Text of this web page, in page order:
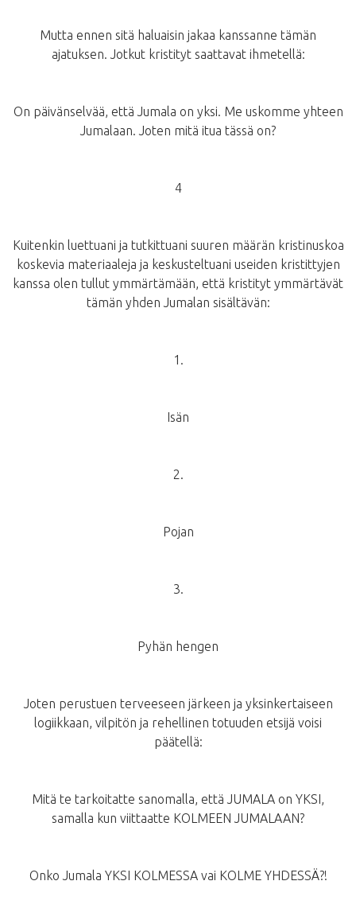
Mutta ennen sitä haluaisin jakaa kanssanne tämän
ajatuksen. Jotkut kristityt saattavat ihmetellä:
On päivänselvää, että Jumala on yksi. Me uskomme yhteen
Jumalaan. Joten mitä itua tässä on?
4
Kuitenkin luettuani ja tutkittuani suuren määrän kristinuskoa
koskevia materiaaleja ja keskusteltuani useiden kristittyjen
kanssa olen tullut ymmärtämään, että kristityt ymmärtävät
tämän yhden Jumalan sisältävän:
1.
Isän
2.
Pojan
3.
Pyhän hengen
Joten perustuen terveeseen järkeen ja yksinkertaiseen
logiikkaan, vilpitön ja rehellinen totuuden etsijä voisi
päätellä:
Mitä te tarkoitatte sanomalla, että JUMALA on YKSI,
samalla kun viittaatte KOLMEEN JUMALAAN?
Onko Jumala YKSI KOLMESSA vai KOLME YHDESSÄ?!